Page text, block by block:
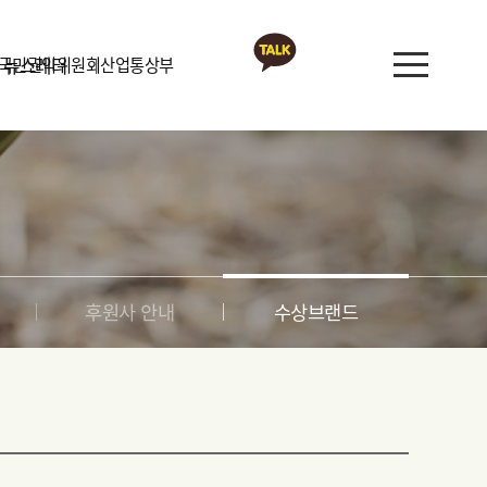
뉴스레터
뉴스레터
협회소식
금 내역 공개
민권익위원회산업통상부
후원사 안내 수상브랜드